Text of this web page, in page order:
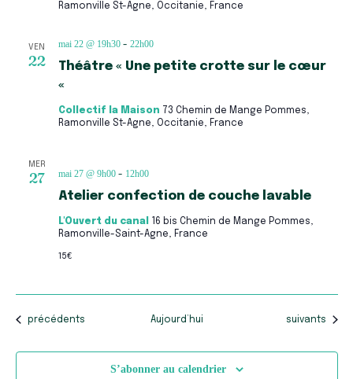
Ramonville St-Agne, Occitanie, France
VEN
22
Théâtre « Une petite crotte sur le cœur
«
mai 22 @ 19h30- 22h00
Collectif la Maison 73 Chemin de Mange Pommes,
Ramonville St-Agne, Occitanie, France
MER
27
Atelier confection de couche lavable
mai 27 @ 9h00- 12h00
L'Ouvert du canal
16 bis Chemin de Mange Pommes,
Ramonville-Saint-Agne, France
15€
Évènements
précédents Aujourd’hui Évènements
suivants
S’abonner au calendrier